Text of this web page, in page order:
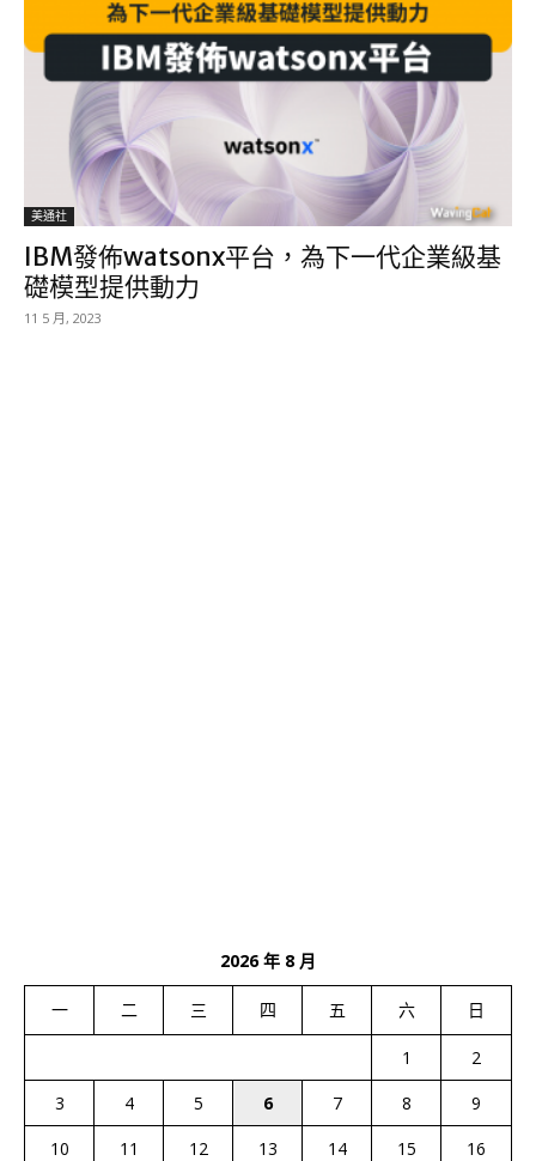
美通社
IBM發佈watsonx平台，為下一代企業級基
礎模型提供動力
11 5 月, 2023
2026 年 8 月
一 二 三 四 五 六 日
1
2
3
4 5 6 7 8
9
10
11 12 13 14 15
16